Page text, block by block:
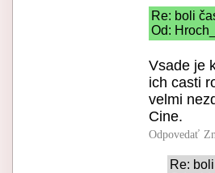
Re: boli
Od:
Vsade je
ich casti
velmi
Cine.
Odpovedať
Re: